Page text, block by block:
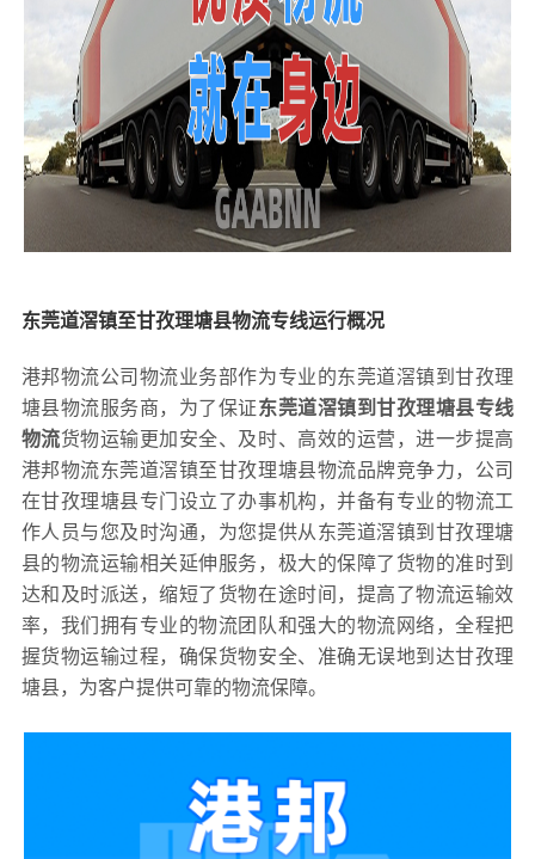
东莞道滘镇至甘孜理塘县物流专线运行概况
港邦物流公司物流业务部作为专业的东莞道滘镇到甘孜理
塘县物流服务商，为了保证东莞道滘镇到甘孜理塘县专线
物流货物运输更加安全、及时、高效的运营，进一步提高
港邦物流东莞道滘镇至甘孜理塘县物流品牌竞争力，公司
在甘孜理塘县专门设立了办事机构，并备有专业的物流工
作人员与您及时沟通，为您提供从东莞道滘镇到甘孜理塘
县的物流运输相关延伸服务，极大的保障了货物的准时到
达和及时派送，缩短了货物在途时间，提高了物流运输效
率，我们拥有专业的物流团队和强大的物流网络，全程把
握货物运输过程，确保货物安全、准确无误地到达甘孜理
塘县，为客户提供可靠的物流保障。